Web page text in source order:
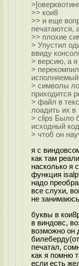
>> кои8
>> и еще
печатаются,
>> плохие
> Упустил
ввиду
> версию, а
>
> символы
приходится
> файл в
лоадить их в
> clips Было
исходный
> чтоб он
я с
как там
насколько я
функция
надо
все слухи,
не
буквы в
в виндовс,
возможно он
печатал,
как я помню
если есть